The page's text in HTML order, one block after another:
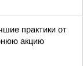
практики от
акцию